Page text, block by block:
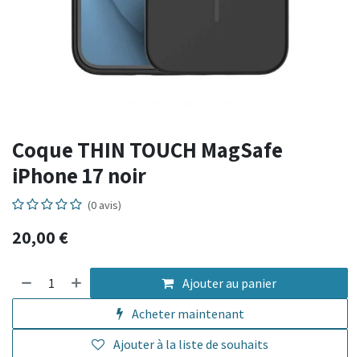
Coque THIN TOUCH MagSafe
iPhone 17 noir
(0 avis)
20,00€
Ajouter au panier
Acheter maintenant
Ajouter à la liste de souhaits